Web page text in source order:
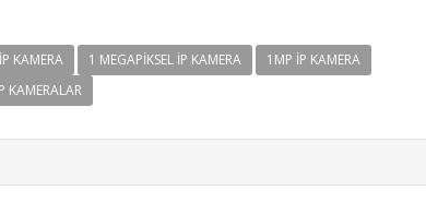
KAMERA 1 MEGAPIKSEL IP KAMERA
1MP IP KAMERA
KAMERALAR